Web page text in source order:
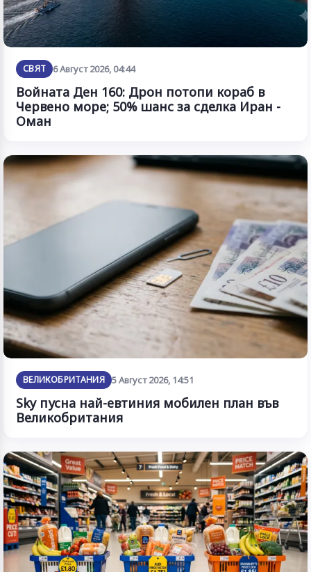
СВЯТ 6 Август 2026, 04:44
Войната Ден 160: Дрон потопи кораб в
Червено море; 50% шанс за сделка Иран -
Оман
ВЕЛИКОБРИТАНИЯ 5 Август 2026, 14:51
Sky пусна най-евтиния мобилен план във
Великобритания